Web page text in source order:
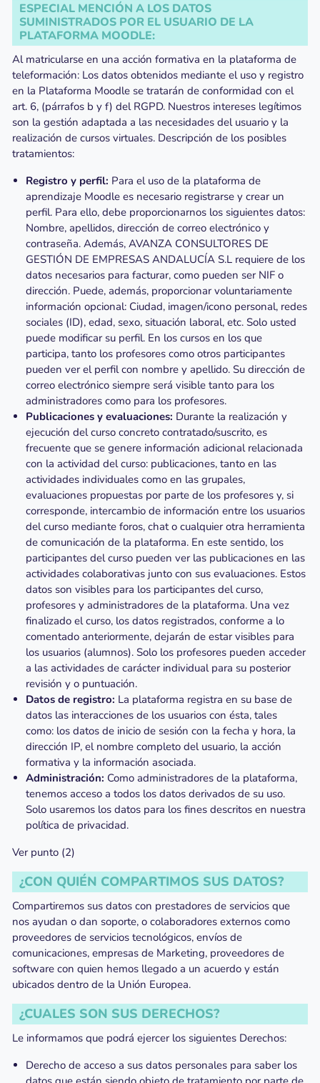
ESPECIAL MENCIÓN A LOS DATOS
SUMINISTRADOS POR EL USUARIO DE LA
PLATAFORMA MOODLE:
Al matricularse en una acción formativa en la plataforma de
teleformación: Los datos obtenidos mediante el uso y registro
en la Plataforma Moodle se tratarán de conformidad con el
art. 6, (párrafos b y f) del RGPD. Nuestros intereses legítimos
son la gestión adaptada a las necesidades del usuario y la
realización de cursos virtuales. Descripción de los posibles
tratamientos:
Registro y perfil: Para el uso de la plataforma de
aprendizaje Moodle es necesario registrarse y crear un
perfil. Para ello, debe proporcionarnos los siguientes datos:
Nombre, apellidos, dirección de correo electrónico y
contraseña. Además, AVANZA CONSULTORES DE
GESTIÓN DE EMPRESAS ANDALUCÍA S.L requiere de los
datos necesarios para facturar, como pueden ser NIF o
dirección. Puede, además, proporcionar voluntariamente
información opcional: Ciudad, imagen/icono personal, redes
sociales (ID), edad, sexo, situación laboral, etc. Solo usted
puede modificar su perfil. En los cursos en los que
participa, tanto los profesores como otros participantes
pueden ver el perfil con nombre y apellido. Su dirección de
correo electrónico siempre será visible tanto para los
administradores como para los profesores.
Publicaciones y evaluaciones: Durante la realización y
ejecución del curso concreto contratado/suscrito, es
frecuente que se genere información adicional relacionada
con la actividad del curso: publicaciones, tanto en las
actividades individuales como en las grupales,
evaluaciones propuestas por parte de los profesores y, si
corresponde, intercambio de información entre los usuarios
del curso mediante foros, chat o cualquier otra herramienta
de comunicación de la plataforma. En este sentido, los
participantes del curso pueden ver las publicaciones en las
actividades colaborativas junto con sus evaluaciones. Estos
datos son visibles para los participantes del curso,
profesores y administradores de la plataforma. Una vez
finalizado el curso, los datos registrados, conforme a lo
comentado anteriormente, dejarán de estar visibles para
los usuarios (alumnos). Solo los profesores pueden acceder
a las actividades de carácter individual para su posterior
revisión y o puntuación.
Datos de registro: La plataforma registra en su base de
datos las interacciones de los usuarios con ésta, tales
como: los datos de inicio de sesión con la fecha y hora, la
dirección IP, el nombre completo del usuario, la acción
formativa y la información asociada.
Administración: Como administradores de la plataforma,
tenemos acceso a todos los datos derivados de su uso.
Solo usaremos los datos para los fines descritos en nuestra
política de privacidad.
Ver punto (2)
¿CON QUIÉN COMPARTIMOS SUS DATOS?
Compartiremos sus datos con prestadores de servicios que
nos ayudan o dan soporte, o colaboradores externos como
proveedores de servicios tecnológicos, envíos de
comunicaciones, empresas de Marketing, proveedores de
software con quien hemos llegado a un acuerdo y están
ubicados dentro de la Unión Europea.
¿CUALES SON SUS DERECHOS?
Le informamos que podrá ejercer los siguientes Derechos:
Derecho de acceso a sus datos personales para saber los